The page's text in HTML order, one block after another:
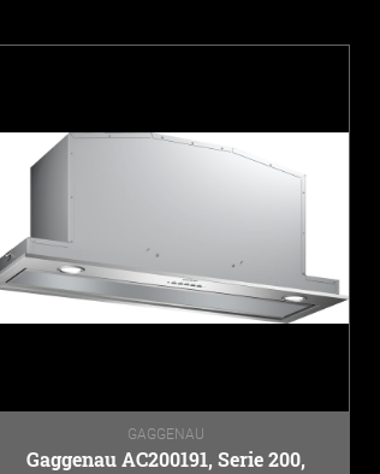
GAGGENAU
Gaggenau AC200191, Serie 200,